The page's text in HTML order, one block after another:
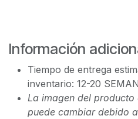
Información
Tiempo de entrega
inventario: 12-20
La imagen del
puede cambiar debido